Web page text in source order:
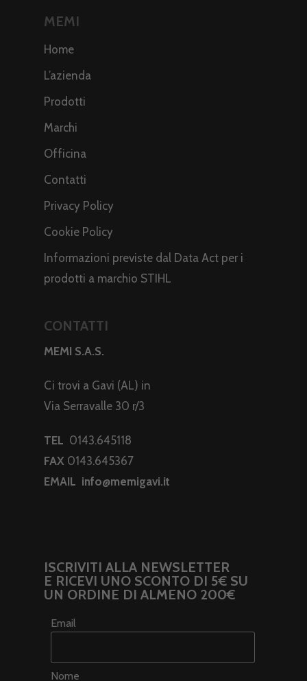
MEMI
Home
L’azienda
Prodotti
Marchi
Officina
Contatti
Privacy Policy
Cookie Policy
Informazioni previste dal Data Act per i
prodotti a marchio STIHL
CONTATTI
MEMI S.A.S.
Ci trovi a Gavi (AL) in
Via Serravalle 30 r/3
TEL 0143.645118
FAX 0143.645367
EMAIL info@memigavi.it
ISCRIVITI ALLA NEWSLETTER
E RICEVI UNO SCONTO DI 5€ SU
UN ORDINE DI ALMENO 200€
Email
Nome